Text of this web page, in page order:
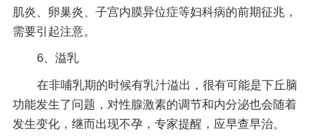
肌炎、卵巢炎、子宫内膜异位症等妇科病的前期征兆，
需要引起注意。
6、溢乳
在非哺乳期的时候有乳汁溢出，很有可能是下丘脑
功能发生了问题，对性腺激素的调节和内分泌也会随着
发生变化，继而出现不孕，专家提醒，应早查早治。